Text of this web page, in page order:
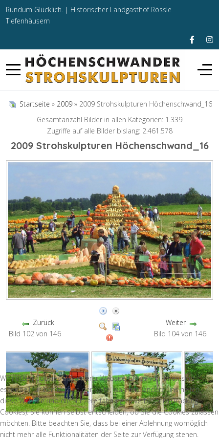
Rundum Glücklich. | Historischer Landgasthof Rössle
Tiefenhäusern
Startseite » 2009 » 2009 Strohskulpturen Höchenschwand_16
Gesamtanzahl Bilder in allen Kategorien: 1.339
Zugriffe auf alle Bilder bislang: 2.461.578
2009 Strohskulpturen Höchenschwand_16
Zurück
Bild 102 von 146
Weiter
Bild 104 von 146
Wir nutzen Cookies auf unserer Website. Einige von ihnen sind
essenziell für den Betrieb der Seite, während andere uns helfen,
diese Website und die Nutzererfahrung zu verbessern (Tracking
Cookies). Sie können selbst entscheiden, ob Sie die Cookies zulassen
möchten. Bitte beachten Sie, dass bei einer Ablehnung womöglich
nicht mehr alle Funktionalitäten der Seite zur Verfügung stehen.